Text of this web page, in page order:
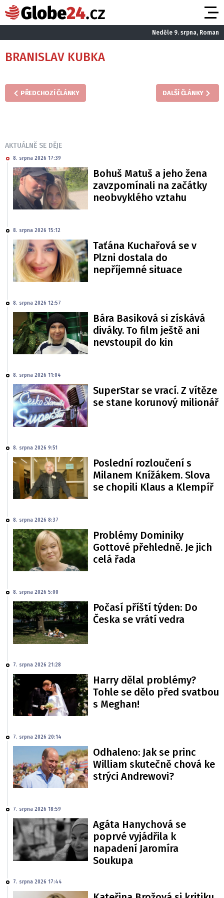
Neděle 9. srpna, Roman
BRANISLAV KUBKA
PŘEDCHOZÍ ČLÁNKY DALŠÍ ČLÁNKY
AKTUÁLNĚ SE DĚJE
8. srpna 2026 17:39
Bohuš Matuš a jeho žena
zavzpomínali na začátky
neobvyklého vztahu
8. srpna 2026 15:12
Taťána Kuchařová se v
Plzni dostala do
nepříjemné situace
8. srpna 2026 12:57
Bára Basiková si získává
diváky. To film ještě ani
nevstoupil do kin
8. srpna 2026 11:04
SuperStar se vrací. Z vítěze
se stane korunový milionář
8. srpna 2026 9:51
Poslední rozloučení s
Milanem Knížákem. Slova
se chopili Klaus a Klempíř
8. srpna 2026 8:37
Problémy Dominiky
Gottové přehledně. Je jich
celá řada
8. srpna 2026 5:00
Počasí příští týden: Do
Česka se vrátí vedra
7. srpna 2026 21:28
Harry dělal problémy?
Tohle se dělo před svatbou
s Meghan!
7. srpna 2026 20:14
Odhaleno: Jak se princ
William skutečně chová ke
strýci Andrewovi?
7. srpna 2026 18:59
Agáta Hanychová se
poprvé vyjádřila k
napadení Jaromíra
Soukupa
7. srpna 2026 17:44